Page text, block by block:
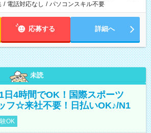
/ 電話対応なし / パソコンスキル不要
応募する 詳細へ
未読
4時間でOK！国際スポーツ
フ☆来社不要！日払いOK♪/N1
OK